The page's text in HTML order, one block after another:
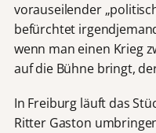
vorauseilender
befürchtet
wenn man einen Krieg
auf die Bühne bringt,
In Freiburg läuft das
Ritter Gaston